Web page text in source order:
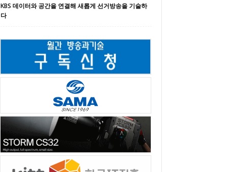
KBS 데이터와 공간을 연결해 새롭게 선거방송을 기술하
다